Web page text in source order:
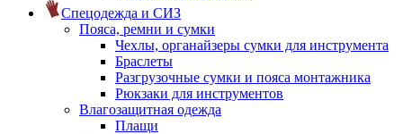
Спецодежда и СИЗ
Пояса, ремни и сумки
Чехлы, органайзеры сумки для инструмента
Браслеты
Разгрузочные сумки и пояса монтажника
Рюкзаки для инструментов
Влагозащитная одежда
Плащи